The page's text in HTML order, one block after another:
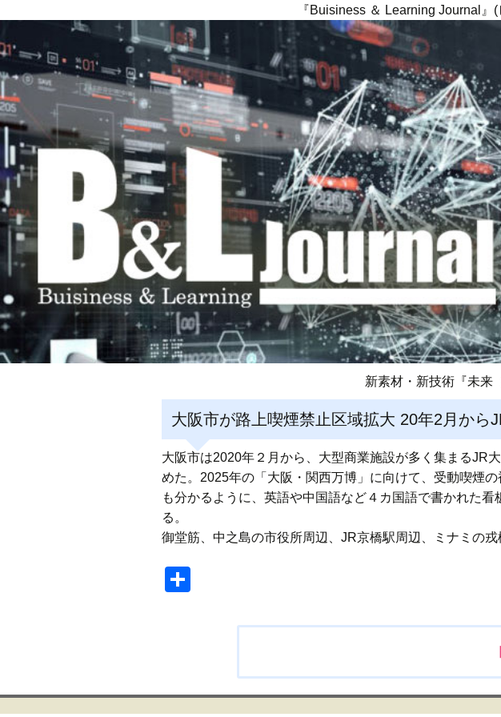
『Buisiness ＆ Learning Journal
新素材・新技術『未来
大阪市が路上喫煙禁止区域拡大 20年2月から
大阪市は2020年２月から、大型商業施設が多く集まるJR
めた。2025年の「大阪・関西万博」に向けて、受動喫煙
も分かるように、英語や中国語など４カ国語で書かれた
る。 大阪市はすでに市の条例
御堂筋、中之島の市役所周辺、JR京橋駅周辺、ミナミの
ビ